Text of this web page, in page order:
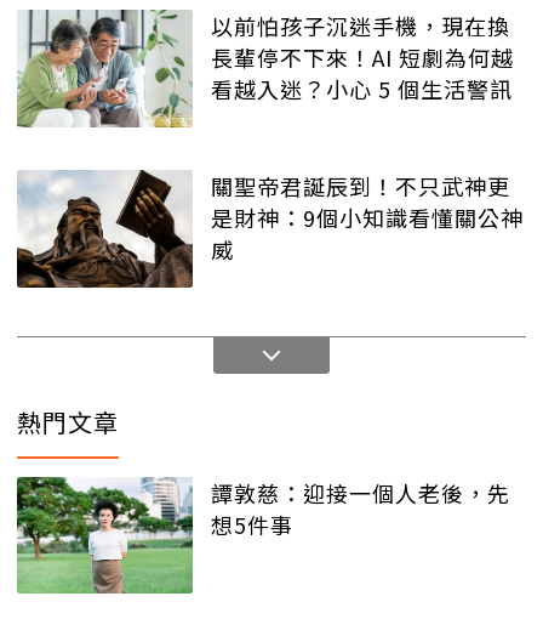
以前怕孩子沉迷手機，現在換
長輩停不下來！AI 短劇為何越
看越入迷？小心 5 個生活警訊
關聖帝君誕辰到！不只武神更
是財神：9個小知識看懂關公神
威
熱門文章
譚敦慈：迎接一個人老後，先
想5件事